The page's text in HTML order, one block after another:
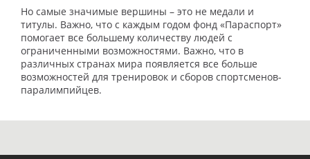
Но самые значимые вершины – это не медали и
титулы. Важно, что с каждым годом фонд «Параспорт»
помогает все большему количеству людей с
ограниченными возможностями. Важно, что в
различных странах мира появляется все больше
возможностей для тренировок и сборов спортсменов-
паралимпийцев.